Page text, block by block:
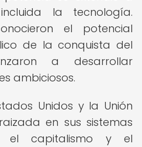
la tecnología.
el potencial
de la conquista del
a desarrollar
ambiciosos.
Unidos y la Unión
en sus sistemas
el capitalismo y el